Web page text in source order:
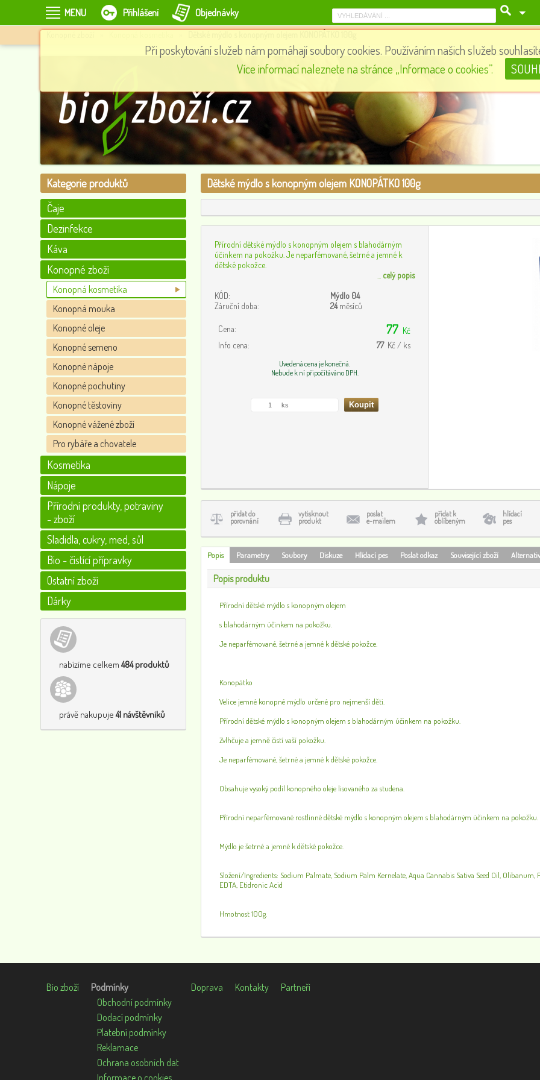
MENU Přihlášení Objednávky
RAW Cizrnová mouka, 500 g
54 0
Kategorie produktů
Čaje
Dezinfekce
Káva
Konopné zboží
Konopná kosmetika
Konopná mouka
Konopné oleje
Konopné semeno
Konopné nápoje
Konopné pochutiny
Konopné těstoviny
Konopné vážené zboží
Pro rybáře a chovatele
Kosmetika
Nápoje
Přírodní produkty, potraviny
- zboží
Sladidla, cukry, med, sůl
Bio - čistící přípravky
Ostatní zboží
Dárky
nabízíme celkem484 produktů
právě nakupuje41 návštěvníků
Dětské mýdlo s konopným olejem KONOPÁTKO 100g
Přírodní dětské mýdlo s konopným olejem s blahodárným
účinkem na pokožku. Je neparfémované, šetrné a jemné k
dětské pokožce.
celý popis
KÓD:
Mýdlo 04
Záruční doba:
24měsíců
Cena: 77 Kč
Info cena:
77 Kč / ks
Uvedená cena je konečná.
Nebude k ní připočítáváno DPH.
přidat do
porovnání
vytisknout
produkt
poslat
e-mailem
přidat k
oblíbeným
hlídací
pes
Popis Parametry Soubory Diskuze Hlídací pes Poslat odkaz Související zboží
Popis produktu
Přírodní dětské mýdlo s konopným olejem
s blahodárným účinkem na pokožku.
Je neparfémované, šetrné a jemné k dětské pokožce.
Konopátko
Velice jemné konopné mýdlo určené pro nejmenší děti.
Přírodní dětské mýdlo s konopným olejem s blahodárným účinkem na pokožku.
Zvlhčuje a jemně čistí vaší pokožku.
Je neparfémované, šetrné a jemné k dětské pokožce.
Obsahuje vysoký podíl konopného oleje lisovaného za studena.
Přírodní neparfémované rostlinné dětské mýdlo s konopným olejem s blahodárným účinkem na
Mýdlo je šetrné a jemné k dětské pokožce.
Složení/Ingredients: Sodium Palmate, Sodium Palm Kernelate, Aqua Cannabis Sativa Seed Oil,
EDTA, Etidronic Acid
Hmotnost 100g.
Bio zboží
Podmínky
Obchodní podmínky
Dodací podmínky
Platební podmínky
Reklamace
Ochrana osobních dat
Informace o cookies
Doprava Kontakty Partneři
Při poskytování služeb nám pomáhají soubory cookies. Používáním našich služeb
Více informací naleznete na stránce „Informace o cookies”.